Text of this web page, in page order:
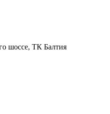
шоссе, ТК Балтия